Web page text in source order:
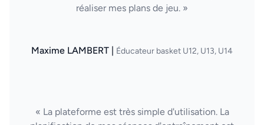
réaliser mes plans de jeu. »
Maxime LAMBERT | Éducateur basket U12, U13, U14
« La plateforme est très simple d'utilisation. La